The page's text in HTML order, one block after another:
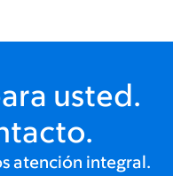
usted.
atención integral.